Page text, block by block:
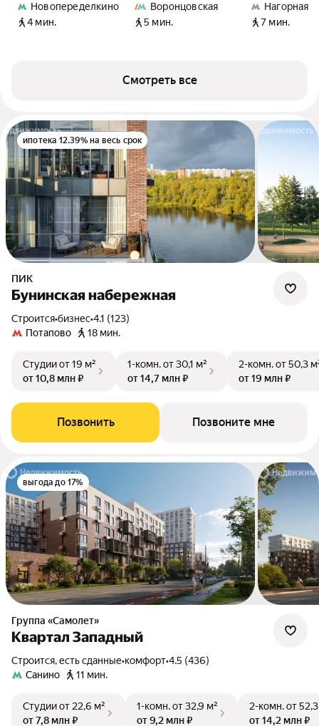
Новопеределкино
4 мин.
Воронцовская
5 мин.
Нагорная
7 мин.
Смотреть все
ипотека 12.39% на весь срок
ПИК
Бунинская набережная
Строится•бизнес•4.1 (123)
Потапово
18 мин.
Студииот 19 м²
от 10,8 млн ₽
1-комн.от 30,1 м²
от 14,7 млн ₽
2-комн.от 50,3
от 19 млн ₽
Позвонить Позвоните мне
выгода до 17%
Группа «Самолет»
Квартал Западный
Строится, есть сданные•комфорт•4.5 (436)
Санино
11 мин.
Студииот 22,6 м²
от 7,8 млн ₽
1-комн.от 32,9 м²
от 9,2 млн ₽
2-комн.от
от 14,2 млн ₽